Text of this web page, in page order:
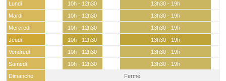
Lundi 10h - 12h30
13h30 - 19h
Mardi
10h - 12h30
13h30 - 19h
Mercredi
10h - 12h30
13h30 - 19h
Jeudi
10h - 12h30
13h30 - 19h
Vendredi
10h - 12h30
13h30 - 19h
Samedi
10h - 12h30
13h30 - 19h
Dimanche
Fermé